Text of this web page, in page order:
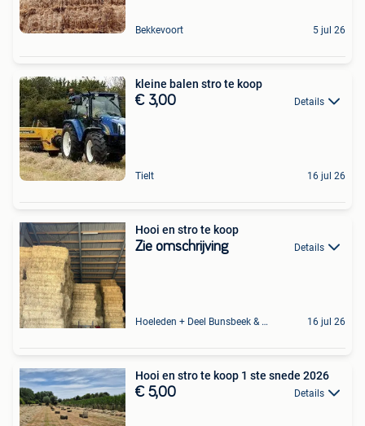
Bekkevoort 5 jul 26
kleine balen stro te koop
€ 3,00 Details
Tielt 16 jul 26
Hooi en stro te koop
Zie omschrijving Details
Hoeleden + Deel Bunsbeek & Sint-Magriete-Houtem 16 jul 26
Hooi en stro te koop 1 ste snede 2026
€ 5,00 Details